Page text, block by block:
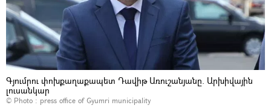
Գյումրու փոխքաղաքապետ Դավիթ Առուշանյանը. Արխիվային
լուսանկար
© Photo : press office of Gyumri municipality